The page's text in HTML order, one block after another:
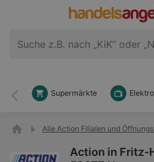
Zurück
Supermärkte
Alle Action Filialen und
Action in Fritz-